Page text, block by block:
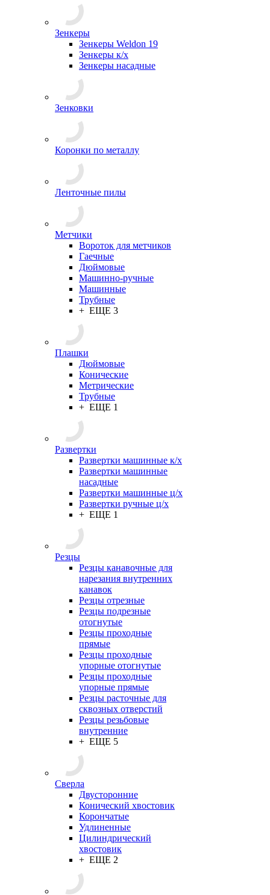
Зенкеры
Зенкеры Weldon 19
Зенкеры к/х
Зенкеры насадные
Зенковки
Коронки по металлу
Ленточные пилы
Метчики
Вороток для метчиков
Гаечные
Дюймовые
Машинно-ручные
Машинные
Трубные
+ ЕЩЕ 3
Плашки
Дюймовые
Конические
Метрические
Трубные
+ ЕЩЕ 1
Развертки
Развертки машинные к/х
Развертки машинные
насадные
Развертки машинные ц/х
Развертки ручные ц/х
+ ЕЩЕ 1
Резцы
Резцы канавочные для
нарезания внутренних
канавок
Резцы отрезные
Резцы подрезные
отогнутые
Резцы проходные
прямые
Резцы проходные
упорные отогнутые
Резцы проходные
упорные прямые
Резцы расточные для
сквозных отверстий
Резцы резьбовые
внутренние
+ ЕЩЕ 5
Сверла
Двусторонние
Конический хвостовик
Корончатые
Удлиненные
Цилиндрический
хвостовик
+ ЕЩЕ 2